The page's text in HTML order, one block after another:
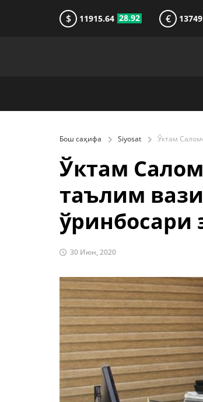
$ 11915.64 28.92 €
Бош саҳифа Siyosat
Ўктам
таълим
ўринбосари
30 Июн, 2020